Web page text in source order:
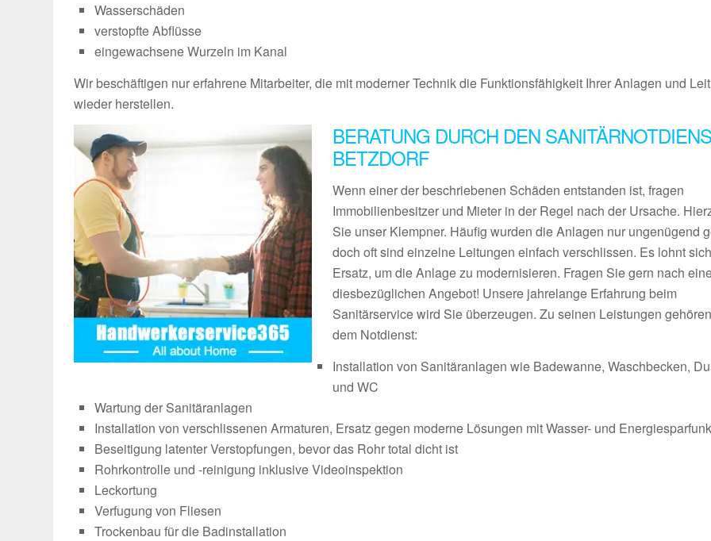
Wasserschäden
verstopfte Abflüsse
eingewachsene Wurzeln im Kanal
Wir beschäftigen nur erfahrene Mitarbeiter, die mit moderner Technik die Funktionsfähigkeit Ihrer Anlagen und
wieder herstellen.
BERATUNG DURCH DEN
BETZDORF
Wenn einer der beschriebenen Schäden entstanden ist, fragen
Immobilienbesitzer und Mieter in der Regel nach der Ursache.
Sie unser Klempner. Häufig wurden die Anlagen nur ungenügend
doch oft sind einzelne Leitungen einfach verschlissen. Es lohnt
Ersatz, um die Anlage zu modernisieren. Fragen Sie gern nach
diesbezüglichen Angebot! Unsere jahrelange Erfahrung beim
Sanitärservice wird Sie überzeugen. Zu seinen Leistungen
dem Notdienst:
Installation von Sanitäranlagen wie Badewanne, Waschbecken,
und WC
Wartung der Sanitäranlagen
Installation von verschlissenen Armaturen, Ersatz gegen moderne Lösungen mit Wasser- und
Beseitigung latenter Verstopfungen, bevor das Rohr total dicht ist
Rohrkontrolle und -reinigung inklusive Videoinspektion
Leckortung
Verfugung von Fliesen
Trockenbau für die Badinstallation